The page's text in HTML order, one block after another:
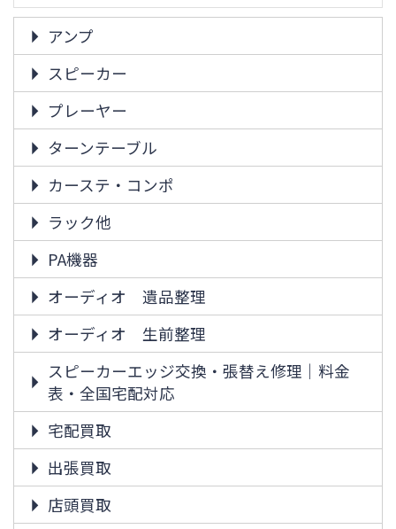
アンプ
スピーカー
プレーヤー
ターンテーブル
カーステ・コンポ
ラック他
PA機器
オーディオ 遺品整理
オーディオ 生前整理
スピーカーエッジ交換・張替え修理｜料金
表・全国宅配対応
宅配買取
出張買取
店頭買取